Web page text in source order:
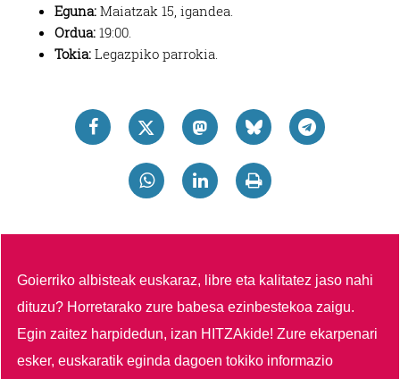
Eguna: Maiatzak 15, igandea.
Ordua: 19:00.
Tokia: Legazpiko parrokia.
Goierriko albisteak euskaraz, libre eta kalitatez jaso nahi
dituzu? Horretarako zure babesa ezinbestekoa zaigu.
Egin zaitez harpidedun, izan HITZAkide!Zure ekarpenari
esker, euskaratik eginda dagoen tokiko informazio